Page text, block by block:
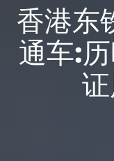
香港东
通车: